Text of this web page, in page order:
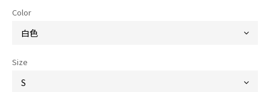
Color
Size